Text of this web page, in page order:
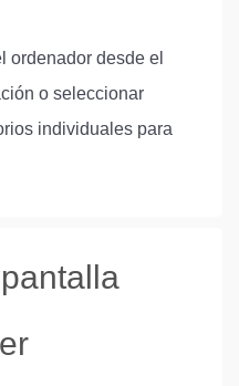
ordenador desde el
o seleccionar
individuales para